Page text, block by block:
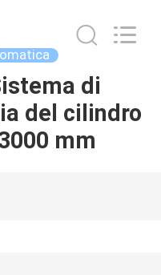
di
del cilindro
mm